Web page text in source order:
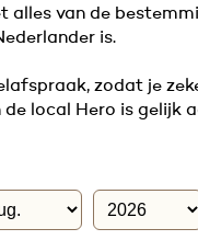
alles van de
is.
zodat je
local Hero is gelijk